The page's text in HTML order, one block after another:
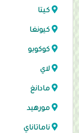
كيتا
كيونغا
كوكوبو
لاي
مادانغ
مورهيد
ناماتاناي